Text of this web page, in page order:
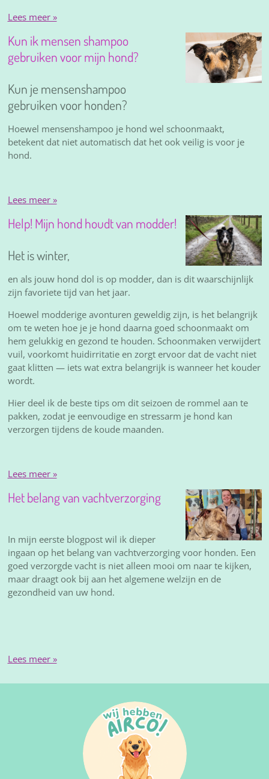
Lees meer »
Kun ik mensen shampoo
gebruiken voor mijn hond?
Kun je mensenshampoo
gebruiken voor honden?
Hoewel mensenshampoo je hond wel schoonmaakt,
betekent dat niet automatisch dat het ook veilig is voor je
hond.
Lees meer »
Help! Mijn hond houdt van modder!
Het is winter,
en als jouw hond dol is op modder, dan is dit waarschijnlijk
zijn favoriete tijd van het jaar.
Hoewel modderige avonturen geweldig zijn, is het belangrijk
om te weten hoe je je hond daarna goed schoonmaakt om
hem gelukkig en gezond te houden. Schoonmaken verwijdert
vuil, voorkomt huidirritatie en zorgt ervoor dat de vacht niet
gaat klitten — iets wat extra belangrijk is wanneer het kouder
wordt.
Hier deel ik de beste tips om dit seizoen de rommel aan te
pakken, zodat je eenvoudige en stressarm je hond kan
verzorgen tijdens de koude maanden.
Lees meer »
Het belang van vachtverzorging
In mijn eerste blogpost wil ik dieper
ingaan op het belang van vachtverzorging voor honden. Een
goed verzorgde vacht is niet alleen mooi om naar te kijken,
maar draagt ook bij aan het algemene welzijn en de
gezondheid van uw hond.
Lees meer »